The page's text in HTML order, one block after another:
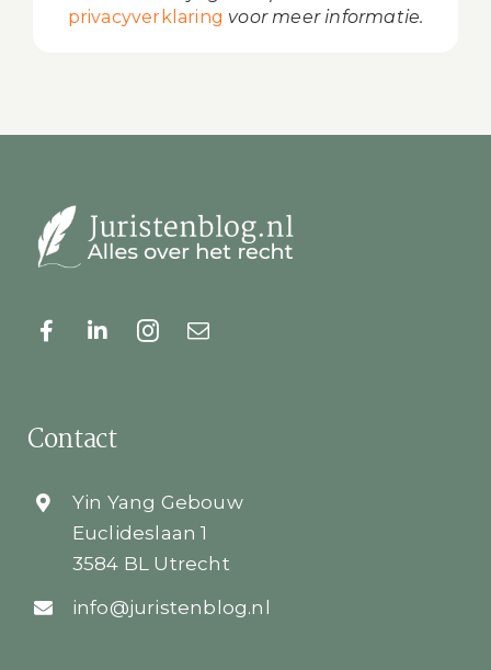
privacyverklaring voor meer informatie.
Contact
Yin Yang Gebouw
Euclideslaan 1
3584 BL Utrecht
info@juristenblog.nl